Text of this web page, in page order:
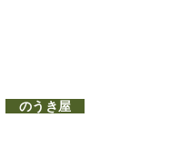
のうき屋